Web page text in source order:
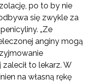
po to by nie
się zwykle za
„Ze
anginy mogą
to lekarz. W
na własną rękę